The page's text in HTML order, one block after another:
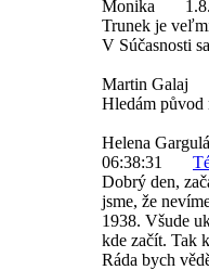
Monika
Trunek je
V Súčasnosti
Martin Galaj
Hledám původ
Helena
06:38:31
Dobrý den,
jsme, že
1938. Všude
kde začít. Tak
Ráda bych